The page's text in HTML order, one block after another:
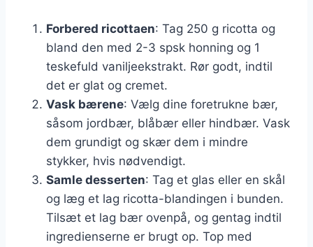
Forbered ricottaen: Tag 250 g ricotta og
bland den med 2-3 spsk honning og 1
teskefuld vaniljeekstrakt. Rør godt, indtil
det er glat og cremet.
Vask bærene: Vælg dine foretrukne bær,
såsom jordbær, blåbær eller hindbær. Vask
dem grundigt og skær dem i mindre
stykker, hvis nødvendigt.
Samle desserten: Tag et glas eller en skål
og læg et lag ricotta-blandingen i bunden.
Tilsæt et lag bær ovenpå, og gentag indtil
ingredienserne er brugt op. Top med